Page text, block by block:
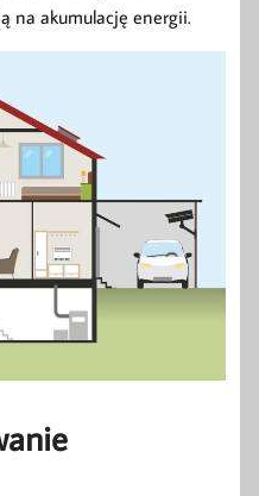
na akumulację energii.